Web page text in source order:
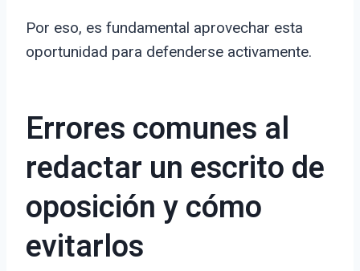
Por eso, es fundamental aprovechar esta
oportunidad para defenderse activamente.
Errores comunes al
redactar un escrito de
oposición y cómo
evitarlos